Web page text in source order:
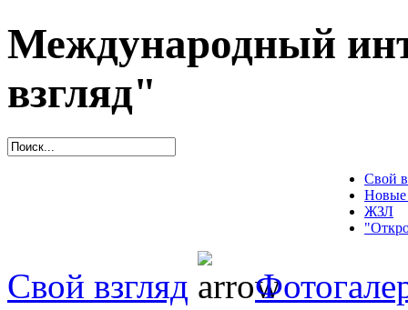
Международный
взгляд"
Свой
Новые
ЖЗЛ
Свой взгляд